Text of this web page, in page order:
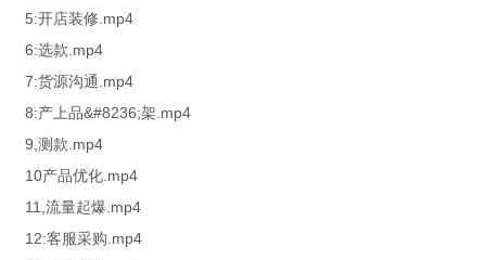
5:开店装修.mp4
6:选款.mp4
7:货源沟通.mp4
8:产上品&#8236;架.mp4
9,测款.mp4
10产品优化.mp4
11,流量起爆.mp4
12:客服采购.mp4